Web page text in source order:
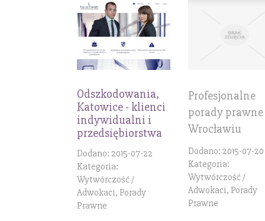
Odszkodowania,
Katowice - klienci
indywidualni i
przedsiębiorstwa
Dodano: 2015-07-22
Kategoria:
Wytwórczość /
Adwokaci, Porady
Prawne
Profesjonalne
porady prawne
Wrocławiu
Dodano: 2015-07-20
Kategoria:
Wytwórczość /
Adwokaci, Porady
Prawne